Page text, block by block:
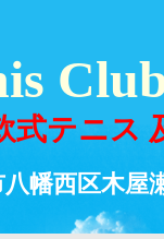
式テニス
幡西区木屋